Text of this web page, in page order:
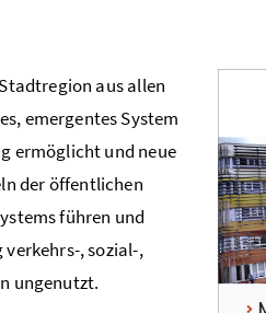
aus allen
emergentes System
ermöglicht und neue
der öffentlichen
führen und
, sozial-,
ungenutzt.